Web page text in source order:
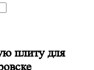
плиту для